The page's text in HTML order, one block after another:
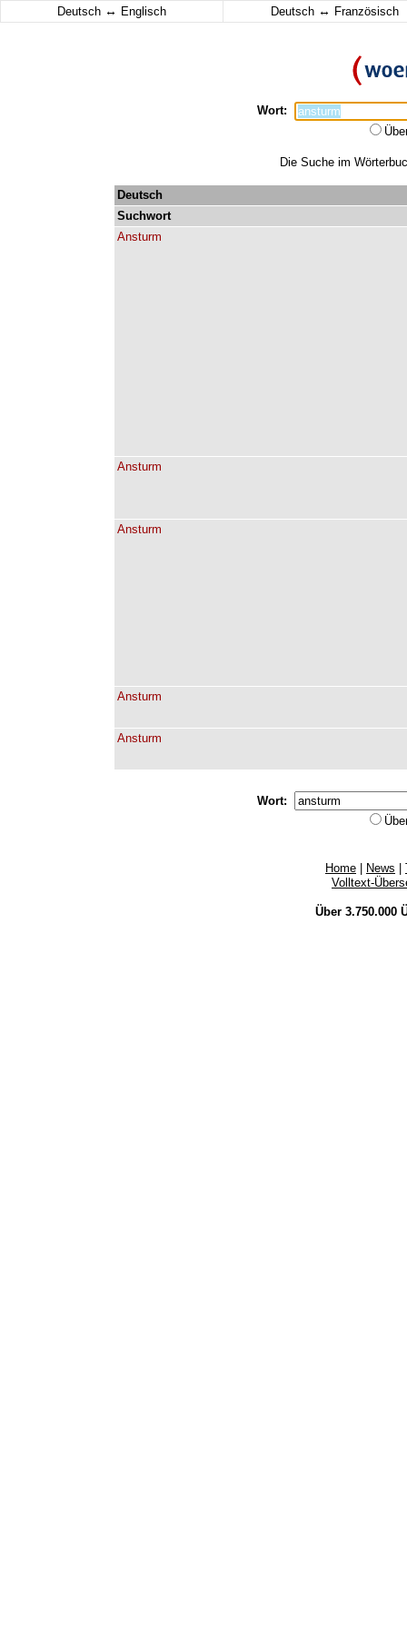
Deutsch ↔ Englisch Deutsch ↔ Französisch
Wort:
Die Suche im
Deutsch
Suchwort
Ansturm
Ansturm
Ansturm
Ansturm
Ansturm
Wort:
Home News
Volltext-
Über 3.750.000